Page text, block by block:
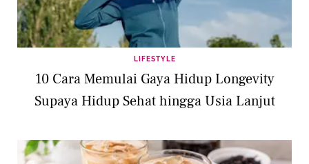
LIFESTYLE
10 Cara Memulai Gaya Hidup Longevity
Supaya Hidup Sehat hingga Usia Lanjut